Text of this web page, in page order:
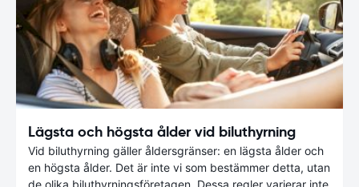
Lägsta och högsta ålder vid biluthyrning
Vid biluthyrning gäller åldersgränser: en lägsta ålder och
en högsta ålder. Det är inte vi som bestämmer detta, utan
de olika biluthyrningsföretagen. Dessa regler varierar inte